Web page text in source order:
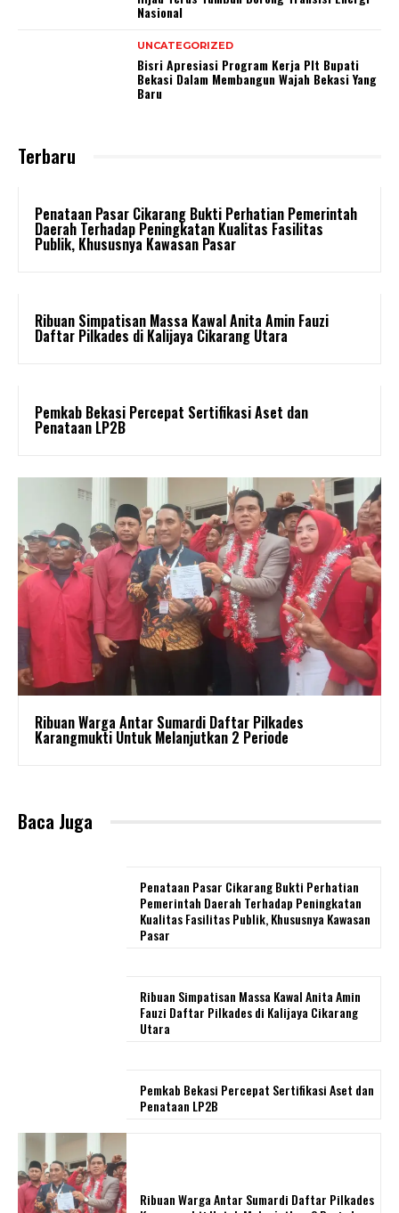
Nasional
UNCATEGORIZED
Bisri Apresiasi Program Kerja Plt Bupati
Bekasi Dalam Membangun Wajah Bekasi Yang
Baru
Terbaru
Penataan Pasar Cikarang Bukti Perhatian Pemerintah
Daerah Terhadap Peningkatan Kualitas Fasilitas
Publik, Khususnya Kawasan Pasar
Ribuan Simpatisan Massa Kawal Anita Amin Fauzi
Daftar Pilkades di Kalijaya Cikarang Utara
Pemkab Bekasi Percepat Sertifikasi Aset dan
Penataan LP2B
Ribuan Warga Antar Sumardi Daftar Pilkades
Karangmukti Untuk Melanjutkan 2 Periode
Baca Juga
Penataan Pasar Cikarang Bukti Perhatian
Pemerintah Daerah Terhadap Peningkatan
Kualitas Fasilitas Publik, Khususnya Kawasan
Pasar
Ribuan Simpatisan Massa Kawal Anita Amin
Fauzi Daftar Pilkades di Kalijaya Cikarang
Utara
Pemkab Bekasi Percepat Sertifikasi Aset dan
Penataan LP2B
Ribuan Warga Antar Sumardi Daftar Pilkades